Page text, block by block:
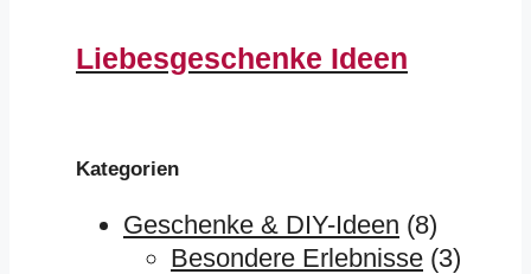
Liebesgeschenke Ideen
Kategorien
Geschenke & DIY-Ideen (8)
Besondere Erlebnisse (3)